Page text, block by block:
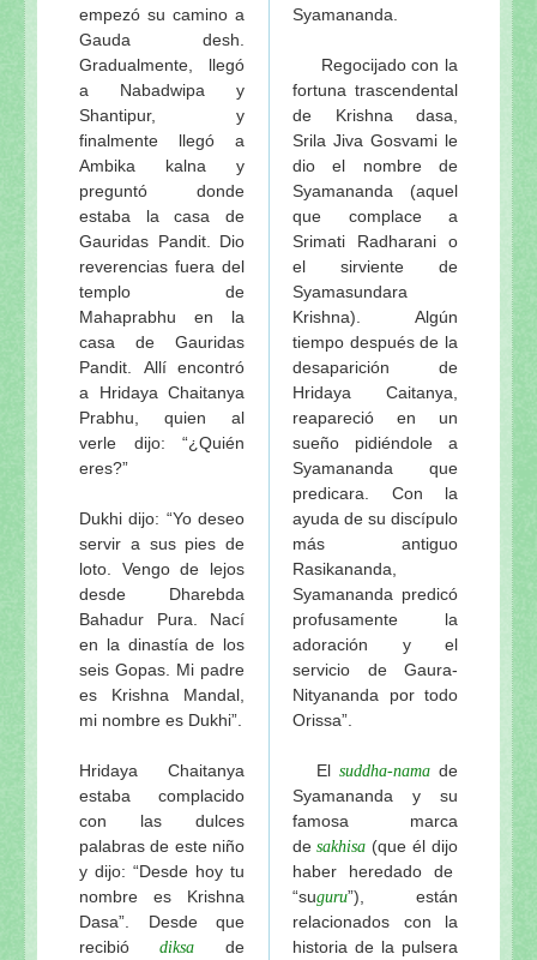
empezó su camino a
Gauda desh.
Gradualmente, llegó
a Nabadwipa y
Shantipur, y
finalmente llegó a
Ambika kalna y
preguntó donde
estaba la casa de
Gauridas Pandit. Dio
reverencias fuera del
templo de
Mahaprabhu en la
casa de Gauridas
Pandit. Allí encontró
a Hridaya Chaitanya
Prabhu, quien al
verle dijo: “¿Quién
eres?”
Dukhi dijo: “Yo deseo
servir a sus pies de
loto. Vengo de lejos
desde Dharebda
Bahadur Pura. Nací
en la dinastía de los
seis Gopas. Mi padre
es Krishna Mandal,
mi nombre es Dukhi”.
Hridaya Chaitanya
estaba complacido
con las dulces
palabras de este niño
y dijo: “Desde hoy tu
nombre es Krishna
Dasa”. Desde que
recibió diksa de
Syamananda.
Regocijado con la
fortuna trascendental
de Krishna dasa,
Srila Jiva Gosvami le
dio el nombre de
Syamananda (aquel
que complace a
Srimati Radharani o
el sirviente de
Syamasundara
Krishna). Algún
tiempo después de la
desaparición de
Hridaya Caitanya,
reapareció en un
sueño pidiéndole a
Syamananda que
predicara. Con la
ayuda de su discípulo
más antiguo
Rasikananda,
Syamananda predicó
profusamente la
adoración y el
servicio de Gaura-
Nityananda por todo
Orissa”.
El suddha-nama de
Syamananda y su
famosa marca
de sakhisa (que él dijo
haber heredado de
“suguru”), están
relacionados con la
historia de la pulsera